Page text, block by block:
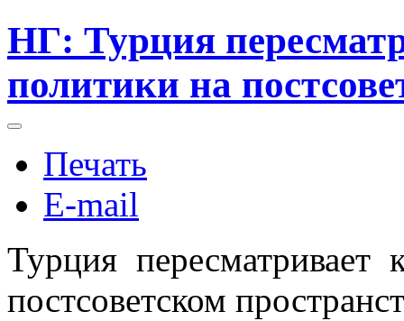
НГ: Турция
политики на
Печать
E-mail
Турция
постсоветском